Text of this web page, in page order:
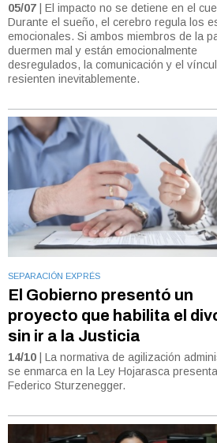
05/07 | El impacto no se detiene en el
Durante el sueño, el cerebro regula los
emocionales. Si ambos miembros de la
duermen mal y están emocionalmente
desregulados, la comunicación y el
resienten inevitablemente.
SEPARACIÓN EXPRÉS
El Gobierno presentó un
proyecto que habilita el
sin ir a la Justicia
14/10 | La normativa de agilización
se enmarca en la Ley Hojarasca
Federico Sturzenegger.